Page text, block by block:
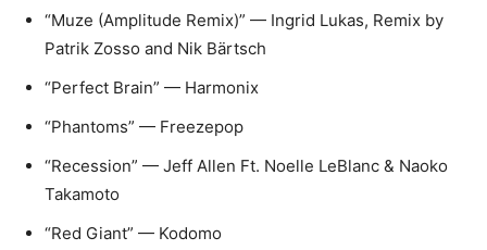
“Muze (Amplitude Remix)” — Ingrid Lukas, Remix by
Patrik Zosso and Nik Bärtsch
“Perfect Brain” — Harmonix
“Phantoms” — Freezepop
“Recession” — Jeff Allen Ft. Noelle LeBlanc & Naoko
Takamoto
“Red Giant” — Kodomo